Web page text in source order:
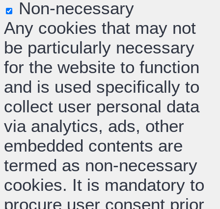
Non-necessary
Any cookies that may not
be particularly necessary
for the website to function
and is used specifically to
collect user personal data
via analytics, ads, other
embedded contents are
termed as non-necessary
cookies. It is mandatory to
procure user consent prior